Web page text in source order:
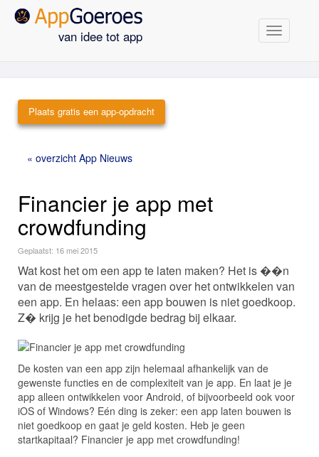
van idee tot app Navigatie
Plaats gratis een app-opdracht
« overzicht App Nieuws
Financier je app met
crowdfunding
Geplaatst: 16 mei 2015
Wat kost het om een app te laten maken? Het is ��n
van de meestgestelde vragen over het ontwikkelen van
een app. En helaas: een app bouwen is niet goedkoop.
Z� krijg je het benodigde bedrag bij elkaar.
De kosten van een app zijn helemaal afhankelijk van de
gewenste functies en de complexiteit van je app. En laat je je
app alleen ontwikkelen voor Android, of bijvoorbeeld ook voor
iOS of Windows? Eén ding is zeker: een app laten bouwen is
niet goedkoop en gaat je geld kosten. Heb je geen
startkapitaal? Financier je app met crowdfunding!